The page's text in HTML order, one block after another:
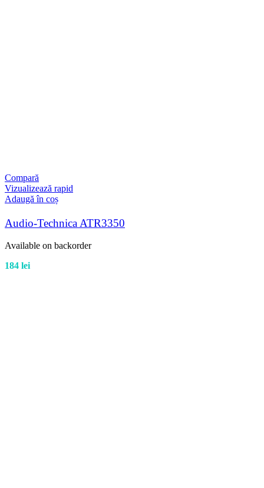
Compară
Vizualizează rapid
Adaugă în coș
Audio-Technica ATR3350
Available on backorder
184 lei